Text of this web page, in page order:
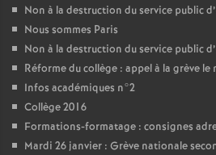
Non à la destruction du service public
Nous sommes Paris
Non à la destruction du service public
Réforme du collège : appel à la grève
Infos académiques n°2
Collège 2016
Formations-formatage : consignes
Mardi 26 janvier : Grève nationale